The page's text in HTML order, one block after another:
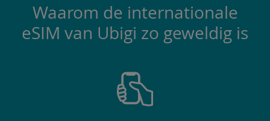
Waarom de internationale
eSIM van Ubigi zo geweldig is